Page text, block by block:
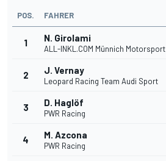
POS. FAHRER
1 N. Girolami
ALL-INKL.COM Münnich Motorsport
2 J. Vernay
Leopard Racing Team Audi Sport
3 D. Haglöf
PWR Racing
4 M. Azcona
PWR Racing